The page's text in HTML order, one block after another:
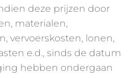
deze prijzen door
materialen,
vervoerskosten, lonen,
e.d., sinds de datum
hebben ondergaan